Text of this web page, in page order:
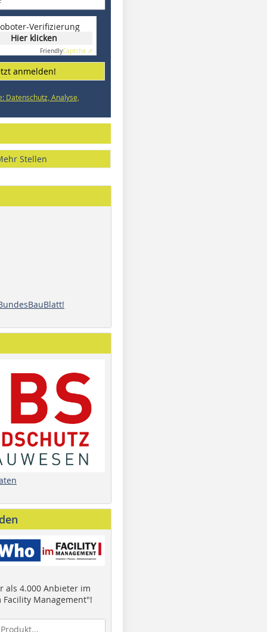
Verifizierung
Hier klicken
FriendlyCaptcha ⇗
anmelden!
Datenschutz, Analyse,
Stellen
als 4.000 Anbieter im
Facility Management"!